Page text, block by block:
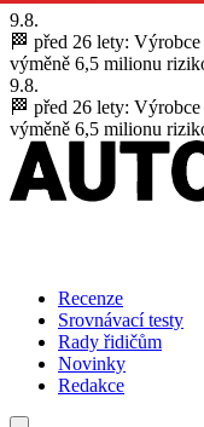
9.8.
🏁 před 26 lety: Výrobce
výměně 6,5 milionu
9.8.
🏁 před 26 lety: Výrobce
výměně 6,5 milionu
Recenze
Srovnávací testy
Rady řidičům
Novinky
Redakce